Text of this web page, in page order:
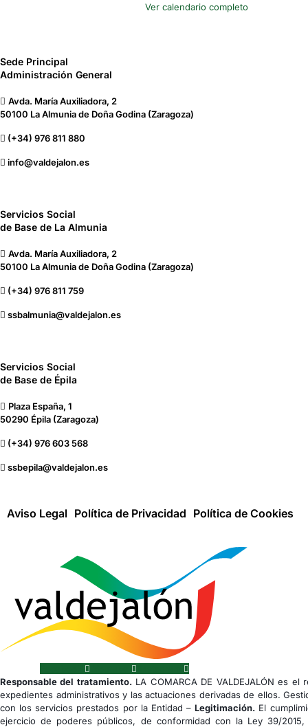
Ver calendario completo
Sede Principal
Administración General
Avda. María Auxiliadora, 2
50100 La Almunia de Doña Godina (Zaragoza)
(+34) 976 811 880
info@valdejalon.es
Servicios Social
de Base de La Almunia
Avda. María Auxiliadora, 2
50100 La Almunia de Doña Godina (Zaragoza)
(+34) 976 811 759
ssbalmunia@valdejalon.es
Servicios Social
de Base de Épila
Plaza España, 1
50290 Épila (Zaragoza)
(+34) 976 603 568
ssbepila@valdejalon.es
Aviso Legal Política de Privacidad Política de Cookies
Responsable del tratamiento.LA COMARCA DE VALDEJALÓN es
expedientes administrativos y las actuaciones derivadas de ellos.
con los servicios prestados por la Entidad –Legitimación. El
ejercicio de poderes públicos, de conformidad con la Ley 39/